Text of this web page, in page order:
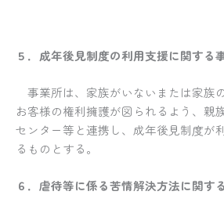
５．成年後見制度の利用支援に関する
事業所は、家族がいないまたは家族
お客様の権利擁護が図られるよう、親
センター等と連携し、成年後見制度が
るものとする。
６．虐待等に係る苦情解決方法に関す